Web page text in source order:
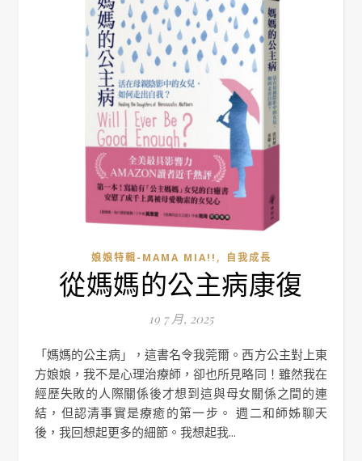
娘娘特輯-MAMA MIA!! , 自我成長
從媽媽的公主病康復
19 7 月, 2025
「媽媽的公主病」，這書名令我莞爾。西方公主對上東
方娘娘，我不是心理治療師，卻也所見略同！雖然我在
經歷失敗的人際關係後才想到這與母女關係之間的連
結，但認清事實是療癒的第一步。 週二和師姊聊天
後，我回想起更多的細節。我想起我...